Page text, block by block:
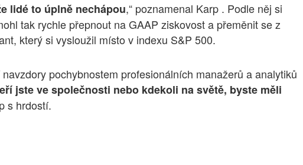
lidé to úplně nechápou,“ poznamenal Karp . Podle něj si
tak rychle přepnout na GAAP ziskovost a přeměnit se z
který si vysloužil místo v indexu S&P 500.
pochybnostem profesionálních manažerů a analytiků
jste ve společnosti nebo kdekoli na světě, byste měli
s hrdostí.